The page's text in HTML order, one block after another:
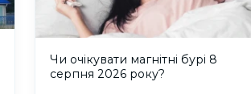
Чи очікувати магнітні бурі 8
серпня 2026 року?